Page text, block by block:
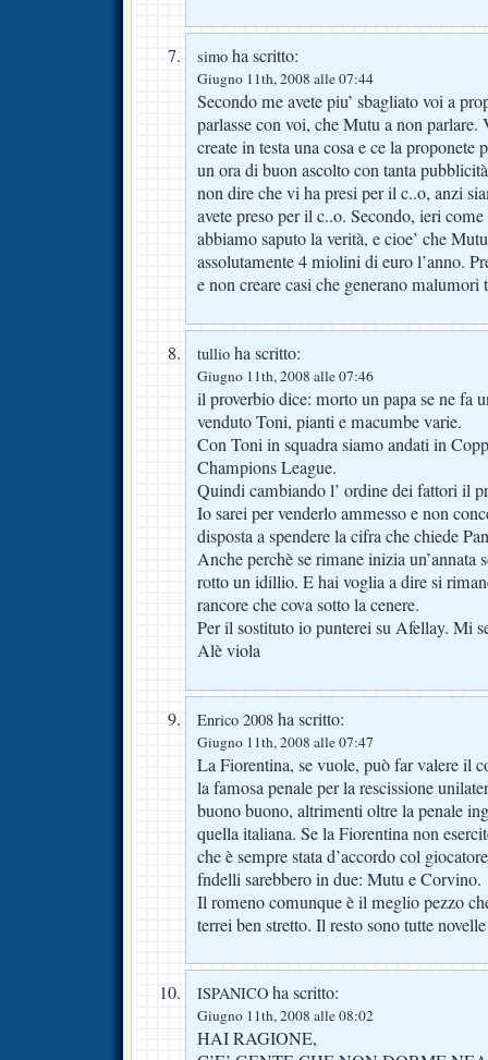
simo ha scritto:
Giugno 11th, 2008 alle 07:44
Secondo me avete piu’ sbagliato voi a
parlasse con voi, che Mutu a non
create in testa una cosa e ce la proponete
un ora di buon ascolto con tanta
non dire che vi ha presi per il c..o, anzi
avete preso per il c..o. Secondo, ieri
abbiamo saputo la verità, e cioe’ che
assolutamente 4 miolini di euro l’anno.
e non creare casi che generano
tullio ha scritto:
Giugno 11th, 2008 alle 07:46
il proverbio dice: morto un papa se ne fa
venduto Toni, pianti e macumbe varie.
Con Toni in squadra siamo andati in
Champions League.
Quindi cambiando l’ ordine dei fattori il
Io sarei per venderlo ammesso e non
disposta a spendere la cifra che chiede
Anche perchè se rimane inizia un’annata
rotto un idillio. E hai voglia a dire si
rancore che cova sotto la cenere.
Per il sostituto io punterei su Afellay. Mi
Alè viola
Enrico 2008 ha scritto:
Giugno 11th, 2008 alle 07:47
La Fiorentina, se vuole, può far valere il
la famosa penale per la rescissione
buono buono, altrimenti oltre la penale
quella italiana. Se la Fiorentina non
che è sempre stata d’accordo col
fndelli sarebbero in due: Mutu e Corvino.
Il romeno comunque è il meglio pezzo
terrei ben stretto. Il resto sono tutte
ISPANICO ha scritto:
Giugno 11th, 2008 alle 08:02
HAI RAGIONE,